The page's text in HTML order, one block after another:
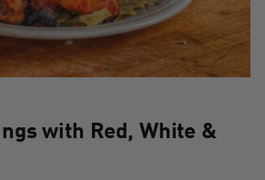
with Red, White &